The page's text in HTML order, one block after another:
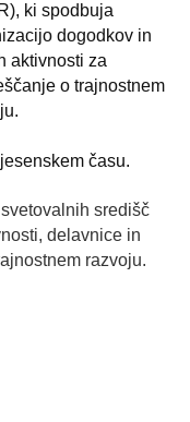
ki spodbuja
dogodkov in
aktivnosti za
o trajnostnem
času.
središč
delavnice in
razvoju.